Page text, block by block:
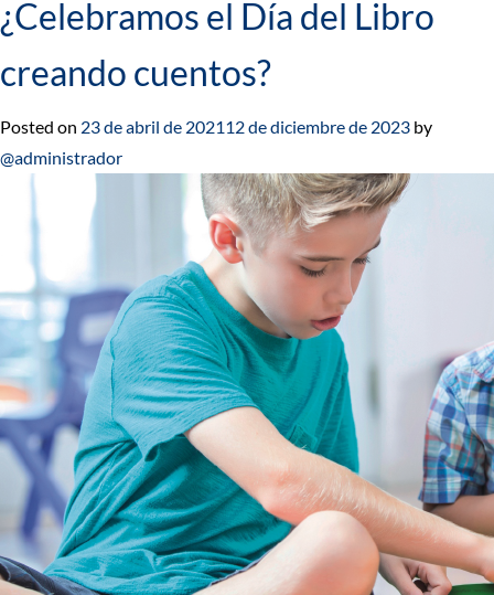
¿Celebramos el Día del Libro
creando cuentos?
Posted on 23 de abril de 202112 de diciembre de 2023 by
@administrador